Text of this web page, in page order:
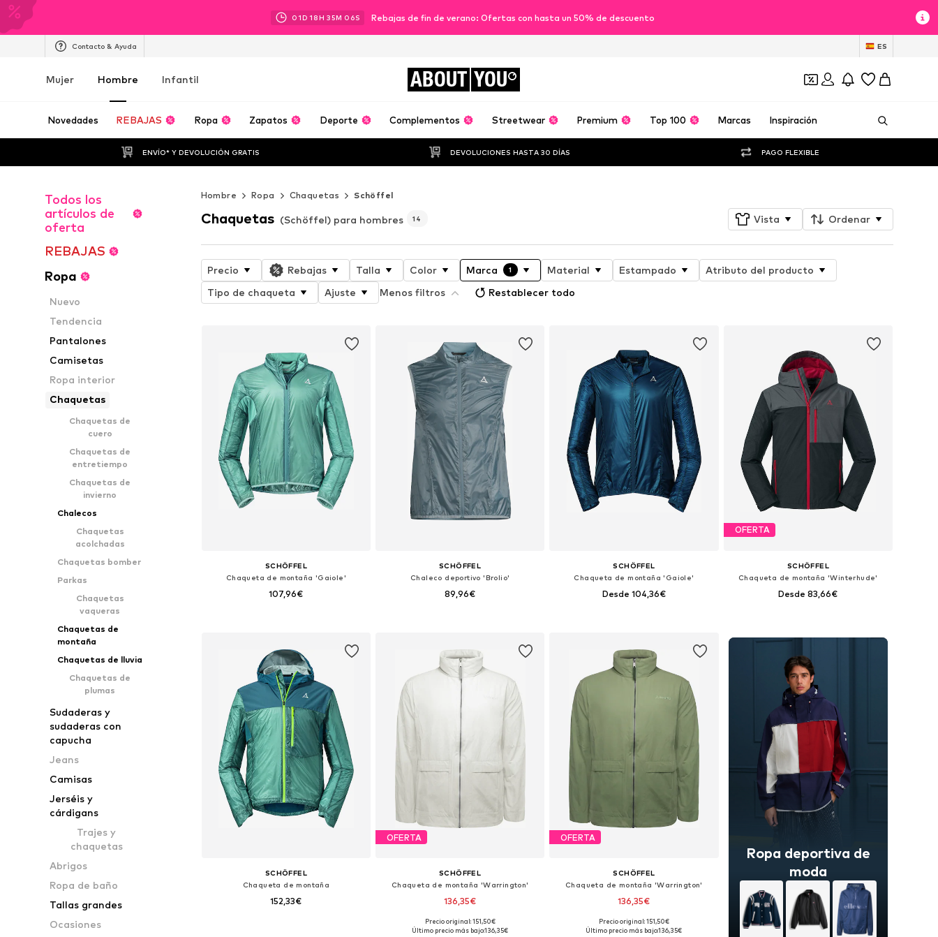
01D 18H 35M 04S Rebajas de fin de verano: Ofertas con hasta un 50% de descuento
Contacto & Ayuda ES
Mujer Hombre Infantil ABOUT YOU
Novedades REBAJAS Ropa Zapatos Deporte Complementos Streetwear Premium Top 100 Marcas Inspiración
ENVÍO* Y DEVOLUCIÓN GRATIS DEVOLUCIONES HASTA 30 DÍAS PAGO FLEXIBLE
Todos los
artículos de
oferta
REBAJAS
Ropa
Nuevo
Tendencia
Pantalones
Camisetas
Ropa interior
Chaquetas
Chaquetas de
cuero
Chaquetas de
entretiempo
Chaquetas de
invierno
Chalecos
Chaquetas
acolchadas
Chaquetas bomber
Parkas
Chaquetas
vaqueras
Chaquetas de
montaña
Chaquetas de lluvia
Chaquetas de
plumas
Sudaderas y
sudaderas con
capucha
Jeans
Camisas
Jerséis y
cárdigans
Trajes y
chaquetas
Abrigos
Ropa de baño
Tallas grandes
Ocasiones
Hombre Ropa Chaquetas Schöffel
Chaquetas (Schöffel) para hombres 14 Vista Ordenar
Precio Rebajas Talla Color Marca 1 Material Estampado
Atributo del producto
Tipo de chaqueta
Ajuste Menos filtros Restablecer todo
SCHÖFFEL
Chaqueta de montaña 'Gaiole'
107,96€
SCHÖFFEL
Chaleco deportivo 'Brolio'
89,96€
SCHÖFFEL
Chaqueta de montaña 'Gaiole'
Desde 104,36€
OFERTA
SCHÖFFEL
Chaqueta de montaña 'Winterhude'
Desde 83,66€
Añadir a la cesta
SCHÖFFEL
Chaqueta de montaña
152,33€
OFERTA
SCHÖFFEL
Chaqueta de montaña 'Warrington'
136,35€
Tallas disponibles: M-L
Precio original: 151,50€
Último precio más bajo:136,35€
OFERTA
SCHÖFFEL
Chaqueta de montaña 'Warrington'
136,35€
Tallas disponibles: M-L
Precio original: 151,50€
Último precio más bajo:136,35€
Ropa deportiva de
moda